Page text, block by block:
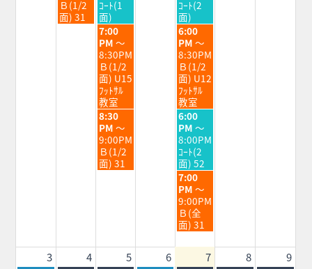
7
月
28th
Ｂ(1/2
面) 31
7
月
29th
2026
ｺｰﾄ(1
面)
7
月
31st
2026
ｺｰﾄ(2
面)
水
曜
日,
7
月
29th
2026
7:00
PM ～
8:30PM
Ｂ(1/2
面) U15
ﾌｯﾄｻﾙ
教室
金
曜
日,
7
月
31st
2026
6:00
PM ～
8:30PM
Ｂ(1/2
面) U12
ﾌｯﾄｻﾙ
教室
水
曜
日,
7
月
29th
8:30
PM ～
9:00PM
Ｂ(1/2
面) 31
金
曜
日,
7
月
31st
2026
6:00
PM ～
8:00PM
ｺｰﾄ(2
面) 52
金
曜
日,
7
月
31st
2026
7:00
PM ～
9:00PM
Ｂ(全
面) 31
3 4 5 6 7 8 9